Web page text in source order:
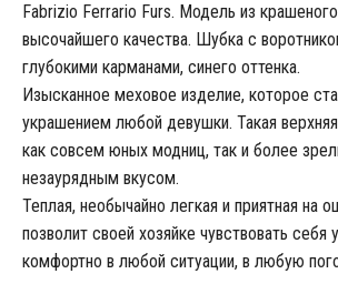
Fabrizio Ferrario Furs. Модель из
высочайшего качества. Шубка с
глубокими карманами, синего оттенка.
Изысканное меховое изделие, которое
украшением любой девушки. Такая
как совсем юных модниц, так и более
незаурядным вкусом.
Теплая, необычайно легкая и приятная на
позволит своей хозяйке чувствовать себя
комфортно в любой ситуации, в любую